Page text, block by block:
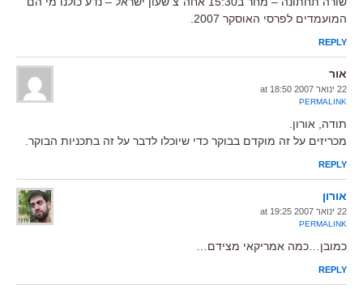
המועמדים לפרסי האוסקר 2007.
REPLY
אור
22 ינואר 2007 at 18:50
PERMALINK
תודה, אורון.
מכריזים על זה מוקדם בבוקר כדי שיוכלו לדבר על זה בתכניות הבוקר.
REPLY
אורון
22 ינואר 2007 at 19:25
PERMALINK
כמובן…כמה אמריקאי מצידם…
REPLY